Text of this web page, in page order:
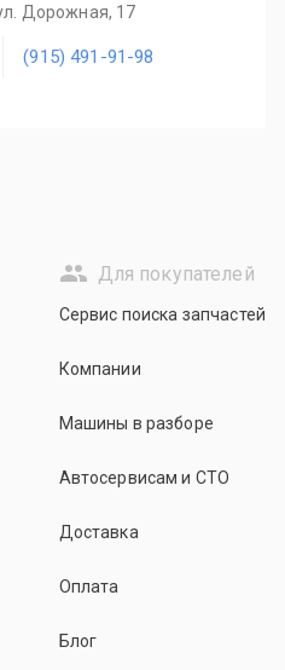
Дорожная, 17
(915) 491-91-98
Для покупателей
Сервис поиска запчастей
Компании
Машины в разборе
Автосервисам и СТО
Доставка
Оплата
Блог